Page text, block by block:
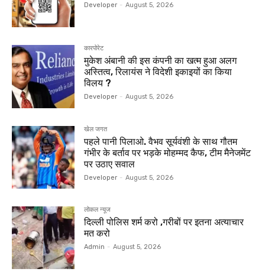
Developer - August 5, 2026
कारपोरेट
मुकेश अंबानी की इस कंपनी का खत्म हुआ अलग
अस्तित्व, रिलायंस ने विदेशी इकाइयों का किया
विलय ?
Developer - August 5, 2026
खेल जगत
पहले पानी पिलाओ. वैभव सूर्यवंशी के साथ गौतम
गंभीर के बर्ताव पर भड़के मोहम्मद कैफ, टीम मैनेजमेंट
पर उठाए सवाल
Developer - August 5, 2026
लोकल न्यूज
दिल्ली पोलिस शर्म करो ,गरीबों पर इतना अत्याचार
मत करो
Admin - August 5, 2026